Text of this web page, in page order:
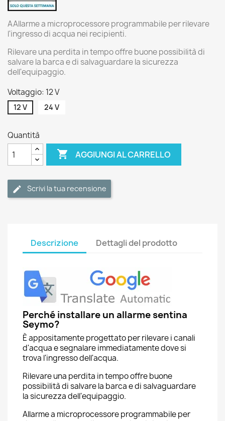
AAllarme a microprocessore programmabile per rilevare
l'ingresso di acqua nei recipienti.
Rilevare una perdita in tempo offre buone possibilità di
salvare la barca e di salvaguardare la sicurezza
dell'equipaggio.
Voltaggio: 12 V
12 V 24 V
Quantità
 AGGIUNGI AL CARRELLO
Scrivi la tua recensione
Descrizione Dettagli del prodotto
Perché installare un allarme sentina
Seymo?
È appositamente progettato per rilevare i canali
d'acqua e segnalare immediatamente dove si
trova l'ingresso dell'acqua.
Rilevare una perdita in tempo offre buone
possibilità di salvare la barca e di salvaguardare
la sicurezza dell'equipaggio.
Allarme a microprocessore programmabile per